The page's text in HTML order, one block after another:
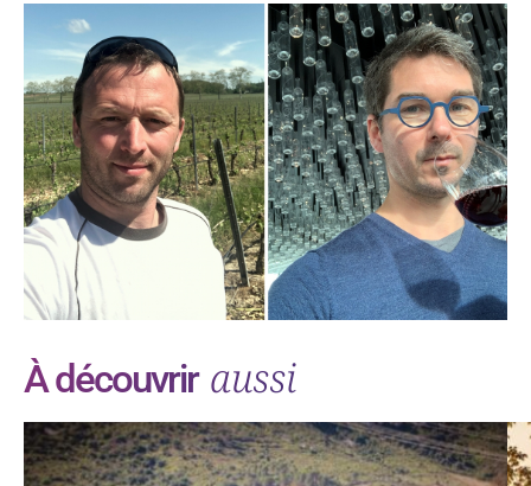
À découvrir aussi